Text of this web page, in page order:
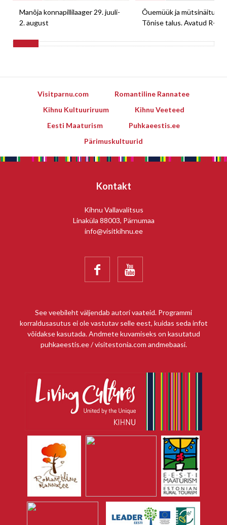
Manõja konnapillilaager 29. juuli-
2. august
Õuemüük ja mütsinäitus
Tõnise talus. Avatud R-E
Visitparnu.com
Romantiline Rannatee
Kihnu Kultuuriruum
Kihnu Veeteed
Eesti Maaturism
Puhkaeestis.ee
Pärimuskultuurid
Kontakt
Kihnu Vallavalitsus
Linaküla 88003, Pärnumaa
info@visitkihnu.ee
 
See veebileht väljendab autori vaateid. Programmi
korraldusasutus ei ole vastutav selle eest, kuidas seda infot
võidakse kasutada. Andmete kuvamiseks on kasutatud
puhkaeestis.ee / visitestonia.com andmebaasi.